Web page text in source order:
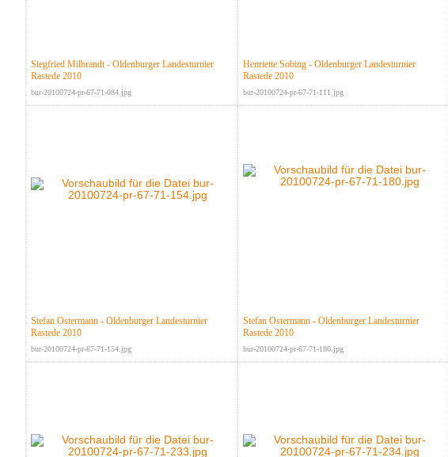
Siegfried Milbrandt - Oldenburger Landesturnier
Rastede 2010
bur-20100724-pr-67-71-084.jpg
Henriette Sobing - Oldenburger Landesturnier
Rastede 2010
bur-20100724-pr-67-71-111.jpg
Stefan Ostermann - Oldenburger Landesturnier
Rastede 2010
bur-20100724-pr-67-71-154.jpg
Stefan Ostermann - Oldenburger Landesturnier
Rastede 2010
bur-20100724-pr-67-71-180.jpg